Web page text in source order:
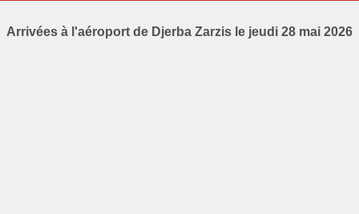
Arrivées à l'aéroport de Djerba Zarzis le jeudi 28 mai 2026